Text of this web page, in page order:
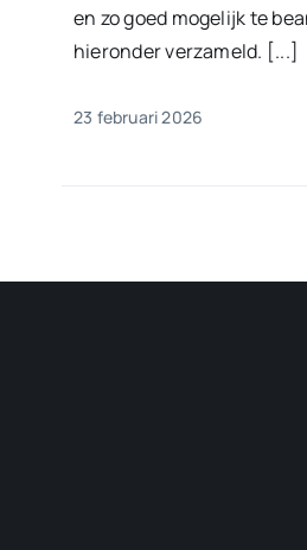
en zo goed mogelijk te
hieronder verzameld. [...]
23 februari 2026